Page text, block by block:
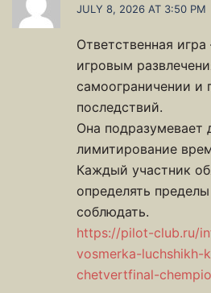
JULY 8, 2026 AT 3:50 PM
Ответственная
игровым
самоограничении и
последствий.
Она подразумевает
лимитирование
Каждый участник
определять
соблюдать.
https://pilot-club.ru/
vosmerka-
chetvertfinal-